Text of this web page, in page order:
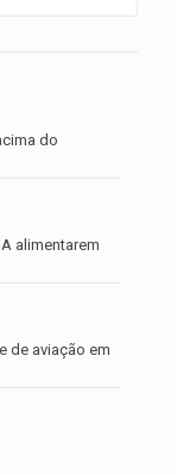
do
alimentarem
de aviação em